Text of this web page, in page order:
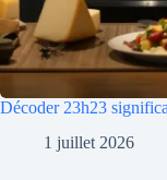
Décoder 23h23
1 juillet 2026